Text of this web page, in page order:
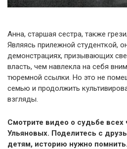
Анна, старшая сестра, также
Являясь прилежной студенткой,
демонстрациях, призывающих
власть, чем навлекла на себя
тюремной ссылки. Но это не
семью и продолжить
взгляды.
Смотрите видео о судьбе всех
Ульяновых. Поделитесь с
детям, историю нужно помнить.